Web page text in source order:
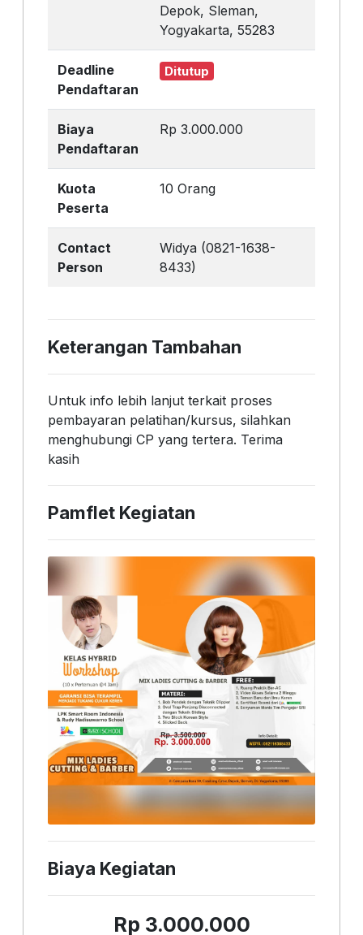
Depok, Sleman,
Yogyakarta, 55283
Deadline
Pendaftaran
Ditutup
Biaya
Pendaftaran
Rp 3.000.000
Kuota
Peserta
10 Orang
Contact
Person
Widya (0821-1638-
8433)
Keterangan Tambahan
Untuk info lebih lanjut terkait proses
pembayaran pelatihan/kursus, silahkan
menghubungi CP yang tertera. Terima
kasih
Pamflet Kegiatan
Biaya Kegiatan
Rp 3.000.000